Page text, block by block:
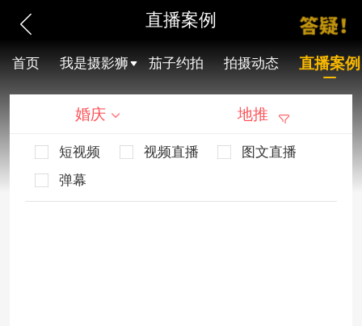
直播案例
首页 我是摄影狮 茄子约拍 拍摄动态 直播案例
婚庆 地推
短视频 视频直播
图文直播
弹幕